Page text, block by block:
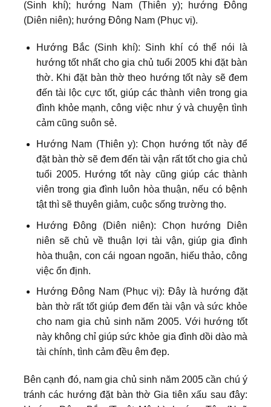
(Sinh khí); hướng Nam (Thiên y); hướng Đông
(Diên niên); hướng Đông Nam (Phục vị).
Hướng Bắc (Sinh khí): Sinh khí có thể nói là
hướng tốt nhất cho gia chủ tuổi 2005 khi đặt bàn
thờ. Khi đặt bàn thờ theo hướng tốt này sẽ đem
đến tài lộc cực tốt, giúp các thành viên trong gia
đình khỏe mạnh, công việc như ý và chuyện tình
cảm cũng suôn sẻ.
Hướng Nam (Thiên y): Chọn hướng tốt này để
đặt bàn thờ sẽ đem đến tài vận rất tốt cho gia chủ
tuổi 2005. Hướng tốt này cũng giúp các thành
viên trong gia đình luôn hòa thuận, nếu có bệnh
tật thì sẽ thuyên giảm, cuộc sống trường thọ.
Hướng Đông (Diên niên): Chọn hướng Diên
niên sẽ chủ về thuận lợi tài vận, giúp gia đình
hòa thuận, con cái ngoan ngoãn, hiếu thảo, công
việc ổn định.
Hướng Đông Nam (Phục vị): Đây là hướng đặt
bàn thờ rất tốt giúp đem đến tài vận và sức khỏe
cho nam gia chủ sinh năm 2005. Với hướng tốt
này không chỉ giúp sức khỏe gia đình dồi dào mà
tài chính, tình cảm đều êm đẹp.
Bên cạnh đó, nam gia chủ sinh năm 2005 cần chú ý
tránh các hướng đặt bàn thờ Gia tiên xấu sau đây: